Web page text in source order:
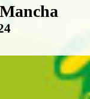
La